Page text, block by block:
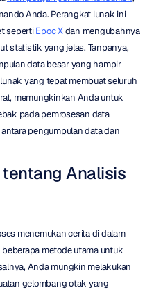
Anda. Perangkat lunak ini
seperti Epoc X dan mengubahnya
statistik yang jelas. Tanpanya,
data besar yang hampir
yang tepat membuat seluruh
memungkinkan Anda untuk
pada pemrosesan data
pengumpulan data dan
Analisis
menemukan cerita di dalam
metode utama untuk
Anda mungkin melakukan
gelombang otak yang